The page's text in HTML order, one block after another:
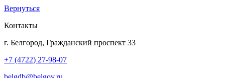
Вернуться
Контакты
г. Белгород, Гражданский проспект 33
+7 (4722) 27-98-07